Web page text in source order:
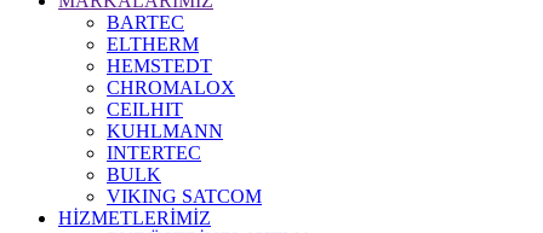
BARTEC
ELTHERM
HEMSTEDT
CHROMALOX
CEILHIT
KUHLMANN
INTERTEC
BULK
VIKING SATCOM
HİZMETLERİMİZ